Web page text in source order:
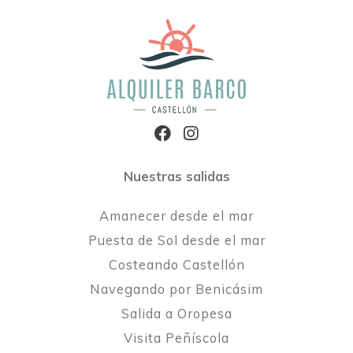
Nuestras salidas
Amanecer desde el mar
Puesta de Sol desde el mar
Costeando Castellón
Navegando por Benicásim
Salida a Oropesa
Visita Peñíscola